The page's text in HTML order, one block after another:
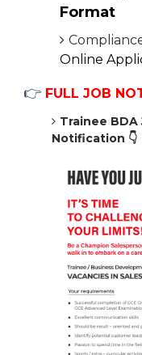
Format
Online
👉 FULL JOB
Trainee
Notification 👇